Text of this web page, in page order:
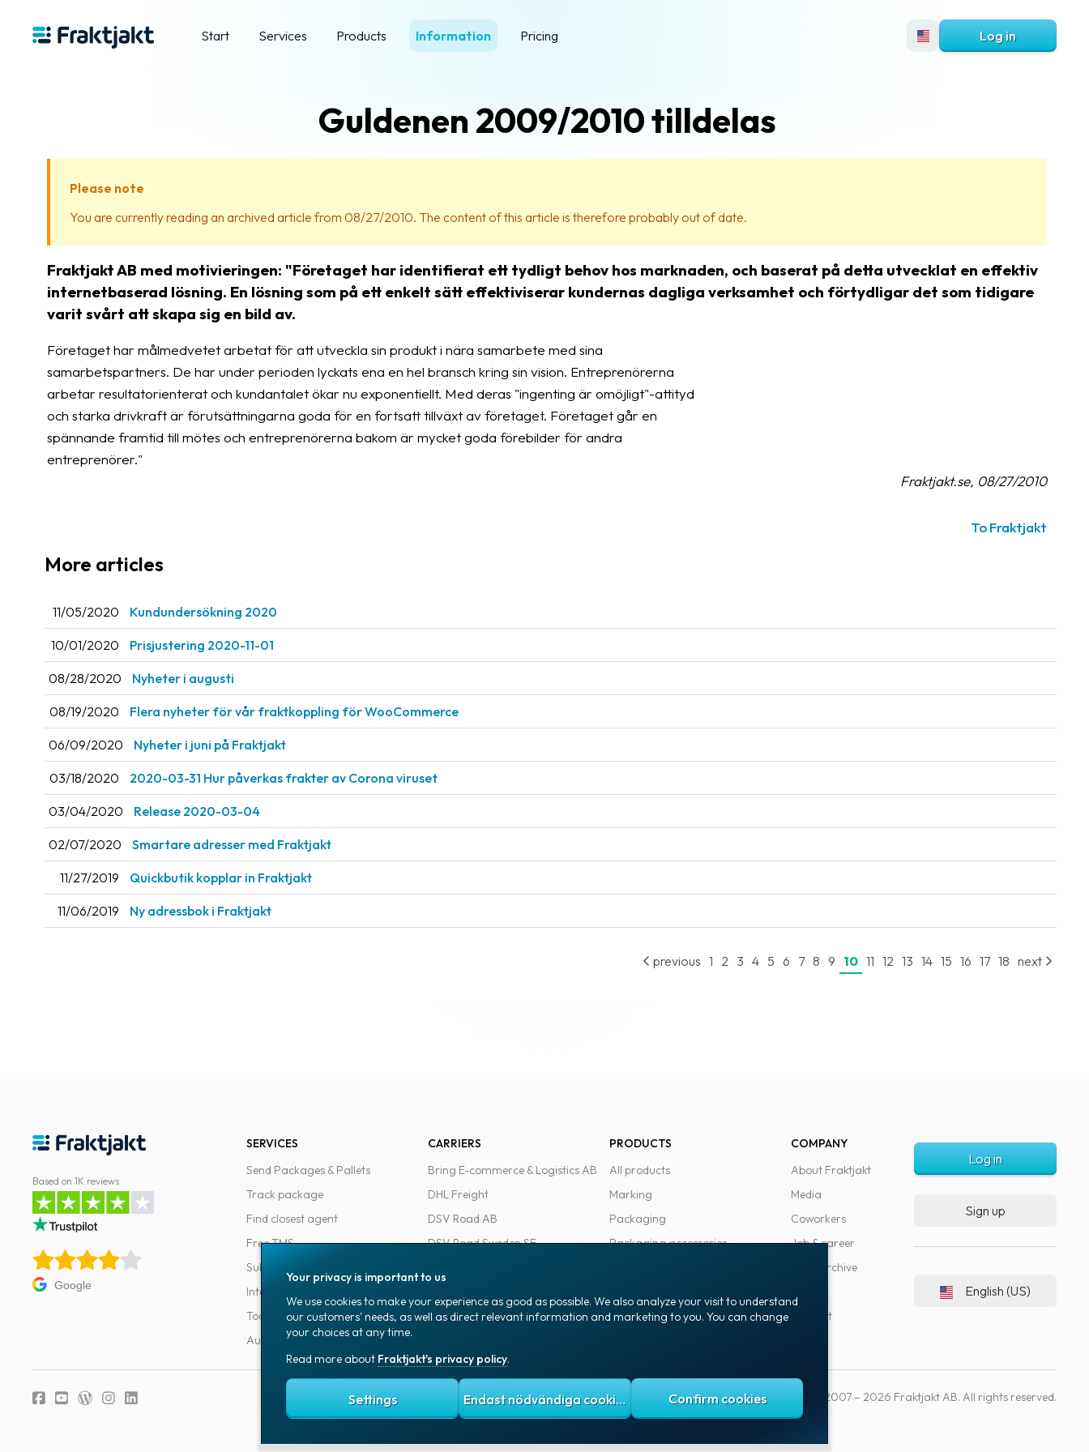
Start Services Products Information Pricing Log in
Guldenen 2009/2010 tilldelas
Please note
You are currently reading an archived article from 08/27/2010. The content of this article is therefore probably out of date.
Fraktjakt AB med motivieringen: "Företaget har identifierat ett tydligt behov hos marknaden, och baserat på detta utvecklat en effektiv
internetbaserad lösning. En lösning som på ett enkelt sätt effektiviserar kundernas dagliga verksamhet och förtydligar det som tidigare
varit svårt att skapa sig en bild av.
Företaget har målmedvetet arbetat för att utveckla sin produkt i nära samarbete med sina
samarbetspartners. De har under perioden lyckats ena en hel bransch kring sin vision. Entreprenörerna
arbetar resultatorienterat och kundantalet ökar nu exponentiellt. Med deras "ingenting är omöjligt"-attityd
och starka drivkraft är förutsättningarna goda för en fortsatt tillväxt av företaget. Företaget går en
spännande framtid till mötes och entreprenörerna bakom är mycket goda förebilder för andra
entreprenörer."
Fraktjakt.se, 08/27/2010
To Fraktjakt
More articles
11/05/2020 Kundundersökning 2020
10/01/2020 Prisjustering 2020-11-01
08/28/2020 Nyheter i augusti
08/19/2020 Flera nyheter för vår fraktkoppling för WooCommerce
06/09/2020 Nyheter i juni på Fraktjakt
03/18/2020 2020-03-31 Hur påverkas frakter av Corona viruset
03/04/2020 Release 2020-03-04
02/07/2020 Smartare adresser med Fraktjakt
11/27/2019 Quickbutik kopplar in Fraktjakt
11/06/2019 Ny adressbok i Fraktjakt
previous 1 2 3 4 5 6 7 8 9 10 11 12 13 14 15 16 17 18 next
Based on 1K reviews
Google
SERVICES
Send Packages & Pallets
Track package
Find closest agent
Free TMS
Subscriptions
Integrations
Tools for developers
Automations
CARRIERS
Bring E-commerce & Logistics AB
DHL Freight
DSV Road AB
DSV Road Sweden SE
PostNord Sverige AB
PRODUCTS
All products
Marking
Packaging
Packaging accessories
COMPANY
About Fraktjakt
Media
Coworkers
Job & career
News archive
Support
Log in
Sign up
English (US)
Fraktjakt's privacy policy Terms and conditions Cookies Copyright © 2007 – 2026 Fraktjakt AB. All rights reserved.
Your privacy is important to us
We use cookies to make your experience as good as possible. We also analyze your visit to understand
our customers' needs, as well as direct relevant information and marketing to you. You can change
your choices at any time.
Read more about Fraktjakt's privacy policy.
Settings Endast nödvändiga cookies